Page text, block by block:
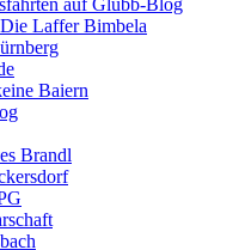
auf Glubb-Blog
Laffer Bimbela
Baiern
Brandl